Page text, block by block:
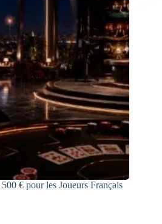
€ pour les Joueurs Français